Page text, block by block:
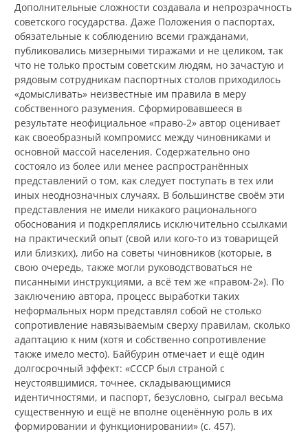
Дополнительные сложности создавала и непрозрачность
советского государства. Даже Положения о паспортах,
обязательные к соблюдению всеми гражданами,
публиковались мизерными тиражами и не целиком, так
что не только простым советским людям, но зачастую и
рядовым сотрудникам паспортных столов приходилось
«домысливать» неизвестные им правила в меру
собственного разумения. Сформировавшееся в
результате неофициальное «право‑2» автор оценивает
как своеобразный компромисс между чиновниками и
основной массой населения. Содержательно оно
состояло из более или менее распространённых
представлений о том, как следует поступать в тех или
иных неоднозначных случаях. В большинстве своём эти
представления не имели никакого рационального
обоснования и подкреплялись исключительно ссылками
на практический опыт (свой или кого-то из товарищей
или близких), либо на советы чиновников (которые, в
свою очередь, также могли руководствоваться не
писанными инструкциями, а всё тем же «правом‑2»). По
заключению автора, процесс выработки таких
неформальных норм представлял собой не столько
сопротивление навязываемым сверху правилам, сколько
адаптацию к ним (хотя и собственно сопротивление
также имело место). Байбурин отмечает и ещё один
долгосрочный эффект: «СССР был страной с
неустоявшимися, точнее, складывающимися
идентичностями, и паспорт, безусловно, сыграл весьма
существенную и ещё не вполне оценённую роль в их
формировании и функционировании» (с. 457).